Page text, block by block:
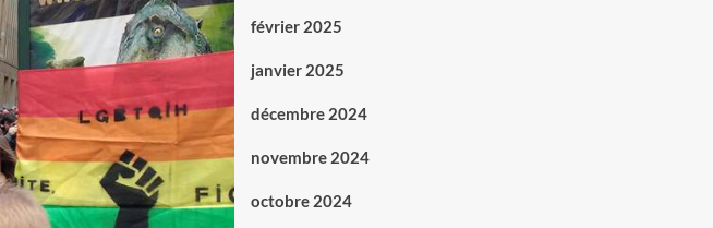
février 2025
janvier 2025
décembre 2024
novembre 2024
octobre 2024